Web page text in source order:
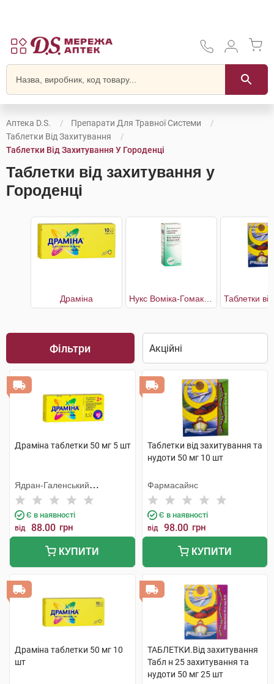
Аптека D.S.
Препарати Для Травної Системи
Таблетки Від Захитування
Таблетки Від Захитування У Городенці
Таблетки від захитування у
Городенці
Драміна
Фільтри
Драміна таблетки 50 мг 5 шт
Ядран-Галенський
Лабораторій
Є в наявності
від 88.00 грн
КУПИТИ
Таблетки від захитування та
нудоти 50 мг 10 шт
Фармасайнс
Є в наявності
від 98.00 грн
КУПИТИ
Драміна таблетки 50 мг 10
шт
ТАБЛЕТКИ.Від захитування
Табл н 25 захитування та
нудоти 50 мг 25 шт